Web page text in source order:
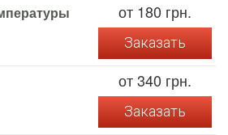
от 180 грн.
Заказать
от 340 грн.
Заказать